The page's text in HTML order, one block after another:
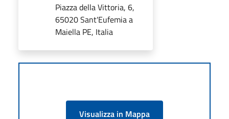
Piazza della Vittoria, 6,
65020 Sant'Eufemia a
Maiella PE, Italia
Visualizza in Mappa